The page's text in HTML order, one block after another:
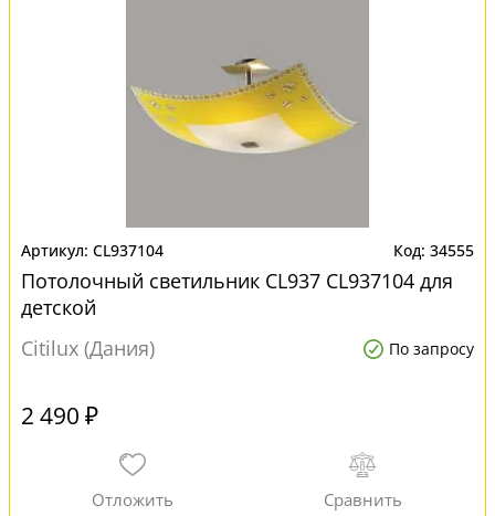
CL937104 34555
Потолочный светильник CL937 CL937104 для
детской
Citilux (Дания)
По запросу
2 490 ₽